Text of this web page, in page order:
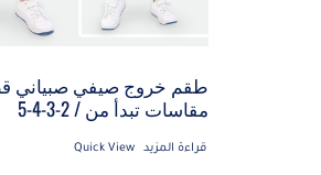
طقم خروج صيفي صبياني
مقاسات تبدأ من / 2-3-4-5
قراءة المزيد Quick View